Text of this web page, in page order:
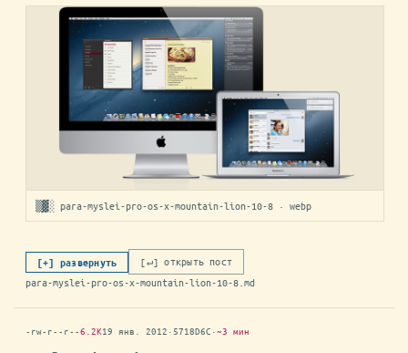
▒▓░ para-myslei-pro-os-x-mountain-lion-10-8 · webp
[+] развернуть
[↵] открыть пост
para-myslei-pro-os-x-mountain-lion-10-8.md
-rw-r--r--6.2K19 янв. 2012 ·5718D6C ·~3 мин